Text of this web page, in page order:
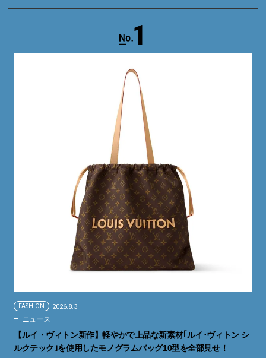
1
FASHION 2026.8.3
ニュース
【ルイ・ヴィトン新作】軽やかで上品な新素材｢ルイ･ヴィトン シ
ルクテック｣を使用したモノグラムバッグ10型を全部見せ！